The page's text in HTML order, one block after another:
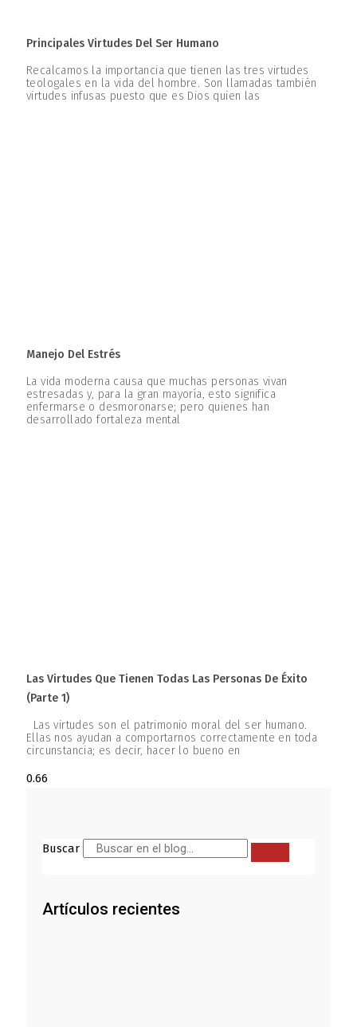
Principales Virtudes Del Ser Humano
Recalcamos la importancia que tienen las tres virtudes
teologales en la vida del hombre. Son llamadas también
virtudes infusas puesto que es Dios quien las
Manejo Del Estrés
La vida moderna causa que muchas personas vivan
estresadas y, para la gran mayoría, esto significa
enfermarse o desmoronarse; pero quienes han
desarrollado fortaleza mental
Las Virtudes Que Tienen Todas Las Personas De Éxito
(parte 1)
Las virtudes son el patrimonio moral del ser humano.
Ellas nos ayudan a comportarnos correctamente en toda
circunstancia; es decir, hacer lo bueno en
Buscar
Artículos recientes